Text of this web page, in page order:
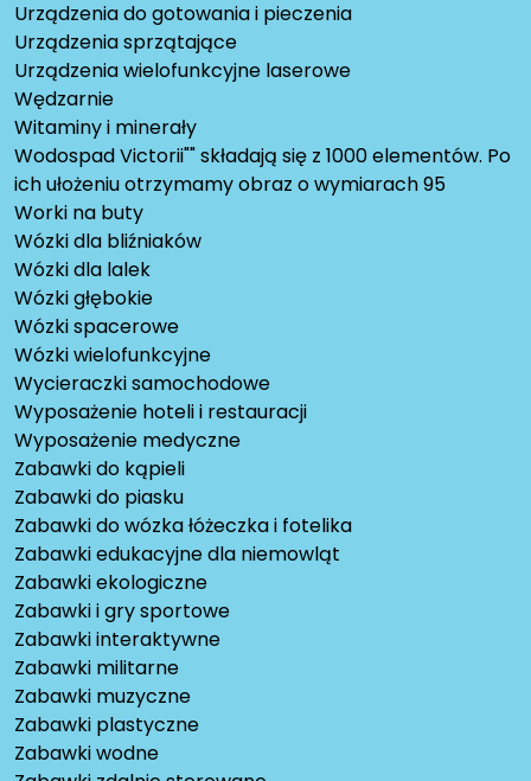
Urządzenia do gotowania i pieczenia
Urządzenia sprzątające
Urządzenia wielofunkcyjne laserowe
Wędzarnie
Witaminy i minerały
Wodospad Victorii"" składają się z 1000 elementów. Po
ich ułożeniu otrzymamy obraz o wymiarach 95
Worki na buty
Wózki dla bliźniaków
Wózki dla lalek
Wózki głębokie
Wózki spacerowe
Wózki wielofunkcyjne
Wycieraczki samochodowe
Wyposażenie hoteli i restauracji
Wyposażenie medyczne
Zabawki do kąpieli
Zabawki do piasku
Zabawki do wózka łóżeczka i fotelika
Zabawki edukacyjne dla niemowląt
Zabawki ekologiczne
Zabawki i gry sportowe
Zabawki interaktywne
Zabawki militarne
Zabawki muzyczne
Zabawki plastyczne
Zabawki wodne